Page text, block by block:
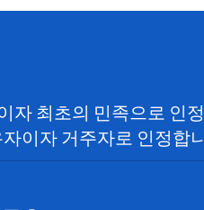
최초의 민족으로 인
이자 거주자로 인정합